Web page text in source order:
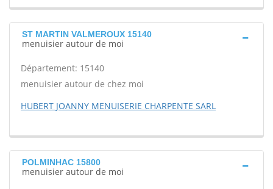
ST MARTIN VALMEROUX 15140
menuisier autour de moi
Département: 15140
menuisier autour de chez moi
HUBERT JOANNY MENUISERIE CHARPENTE SARL
POLMINHAC 15800
menuisier autour de moi